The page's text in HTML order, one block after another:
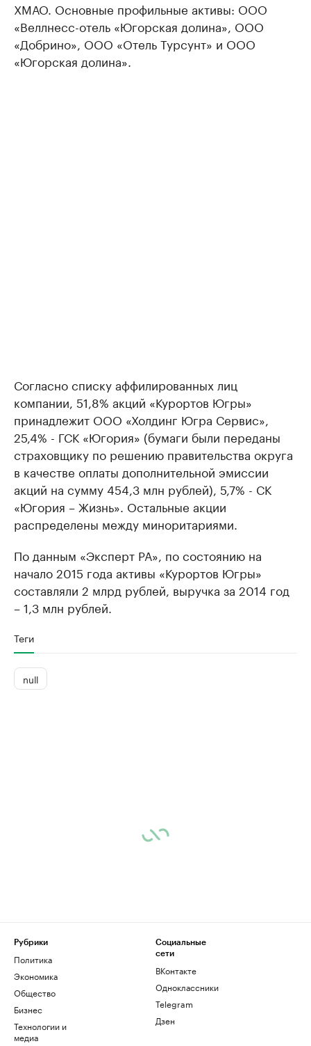
ХМАО. Основные профильные активы: ООО
«Веллнесс-отель «Югорская долина», ООО
«Добрино», ООО «Отель Турсунт» и ООО
«Югорская долина».
Согласно списку аффилированных лиц
компании, 51,8% акций «Курортов Югры»
принадлежит ООО «Холдинг Югра Сервис»,
25,4% - ГСК «Югория» (бумаги были переданы
страховщику по решению правительства округа
в качестве оплаты дополнительной эмиссии
акций на сумму 454,3 млн рублей), 5,7% - СК
«Югория – Жизнь». Остальные акции
распределены между миноритариями.
По данным «Эксперт РА», по состоянию на
начало 2015 года активы «Курортов Югры»
составляли 2 млрд рублей, выручка за 2014 год
– 1,3 млн рублей.
Теги
null
Рубрики
Политика
Экономика
Общество
Бизнес
Технологии и
медиа
Социальные
сети
ВКонтакте
Одноклассники
Telegram
Дзен